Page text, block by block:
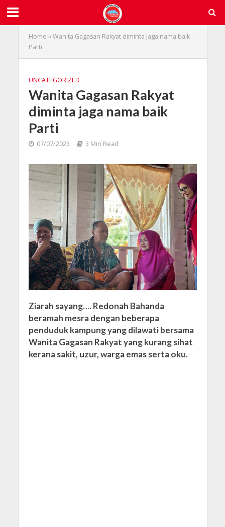
Home »Wanita Gagasan Rakyat diminta jaga nama baik
Parti
UNCATEGORIZED
Wanita Gagasan Rakyat
diminta jaga nama baik
Parti
07/07/2023 3 Min Read
Ziarah sayang…. Redonah Bahanda
beramah mesra dengan beberapa
penduduk kampung yang dilawati bersama
Wanita Gagasan Rakyat yang kurang sihat
kerana sakit, uzur, warga emas serta oku.